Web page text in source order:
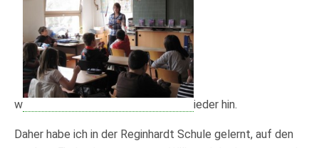
w ieder hin.
Daher habe ich in der Reginhardt Schule gelernt, auf den